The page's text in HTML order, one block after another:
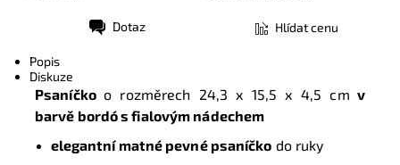
Dotaz Hlídat cenu
Popis
Diskuze
Psaníčkoo rozměrech 24,3 x 15,5 x 4,5 cm v
barvě bordó s fialovým nádechem
elegantní matné pevné psaníčko do ruky